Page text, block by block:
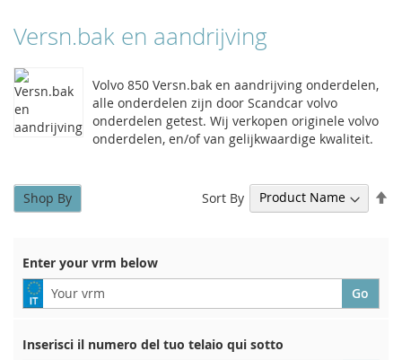
Versn.bak en aandrijving
Volvo 850 Versn.bak en aandrijving onderdelen,
alle onderdelen zijn door Scandcar volvo
onderdelen getest. Wij verkopen originele volvo
onderdelen, en/of van gelijkwaardige kwaliteit.
Sort By
Enter your vrm below
Inserisci il numero del tuo telaio qui sotto
Shop By